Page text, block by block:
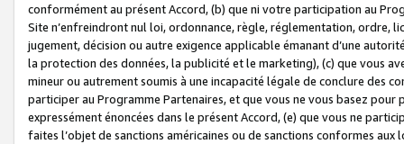
conformément au présent Accord, (b) que ni votre participation au
Site n’enfreindront nul loi, ordonnance, règle, réglementation, ordre,
jugement, décision ou autre exigence applicable émanant d’une
la protection des données, la publicité et le marketing), (c) que vous
mineur ou autrement soumis à une incapacité légale de conclure des
participer au Programme Partenaires, et que vous ne vous basez
expressément énoncées dans le présent Accord, (e) que vous ne
faites l’objet de sanctions américaines ou de sanctions conformes